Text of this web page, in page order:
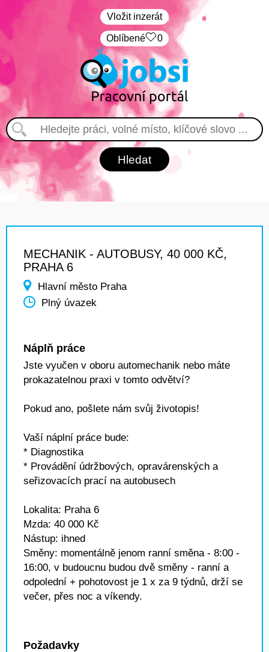
Vložit inzerát
Oblíbené 0
MECHANIK - AUTOBUSY, 40 000 KČ,
PRAHA 6
Hlavní město Praha
Plný úvazek
Náplň práce
Jste vyučen v oboru automechanik nebo máte
prokazatelnou praxi v tomto odvětví?
Pokud ano, pošlete nám svůj životopis!
Vaší náplní práce bude:
* Diagnostika
* Provádění údržbových, opravárenských a
seřizovacích prací na autobusech
Lokalita: Praha 6
Mzda: 40 000 Kč
Nástup: ihned
Směny: momentálně jenom ranní směna - 8:00 -
16:00, v budoucnu budou dvě směny - ranní a
odpolední + pohotovost je 1 x za 9 týdnů, drží se
večer, přes noc a víkendy.
Požadavky